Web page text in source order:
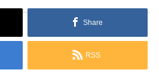
Share
RSS